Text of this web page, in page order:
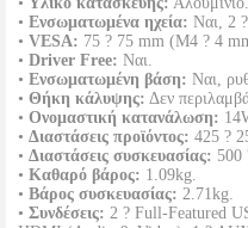
• Ενσωματωμένα ηχεία: Ναι, 2
• VESA: 75 ? 75 mm (M4 ? 4
• Driver Free: Ναι.
• Ενσωματωμένη βάση: Ναι,
• Θήκη κάλυψης: Δεν
• Ονομαστική κατανάλωση:
• Διαστάσεις προϊόντος: 425 ?
• Διαστάσεις συσκευασίας: 500
• Καθαρό βάρος: 1.09kg.
• Βάρος συσκευασίας: 2.71kg.
• Συνδέσεις: 2 ? Full-Featured